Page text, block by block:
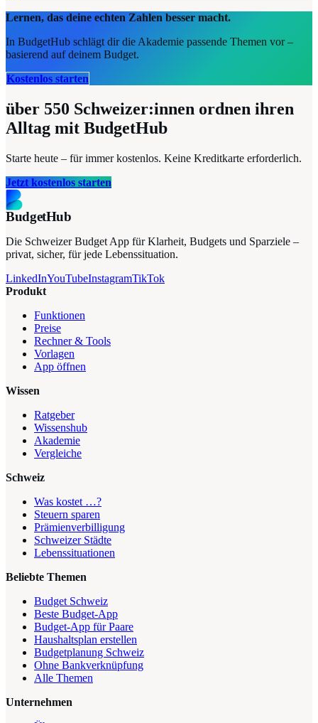
Lernen, das deine echten Zahlen besser macht.
In BudgetHub schlägt dir die Akademie passende Themen vor –
basierend auf deinem Budget.
Kostenlos starten
über 550 Schweizer:innen ordnen ihren
Alltag mit BudgetHub
Starte heute – für immer kostenlos. Keine Kreditkarte erforderlich.
Jetzt kostenlos starten
BudgetHub
Die Schweizer Budget App für Klarheit, Budgets und Sparziele –
privat, sicher, für jede Lebenssituation.
LinkedInYouTubeInstagramTikTok
Produkt
Funktionen
Preise
Rechner & Tools
Vorlagen
App öffnen
Wissen
Ratgeber
Wissenshub
Akademie
Vergleiche
Schweiz
Was kostet …?
Steuern sparen
Prämienverbilligung
Schweizer Städte
Lebenssituationen
Beliebte Themen
Budget Schweiz
Beste Budget-App
Budget-App für Paare
Haushaltsplan erstellen
Budgetplanung Schweiz
Ohne Bankverknüpfung
Alle Themen
Unternehmen